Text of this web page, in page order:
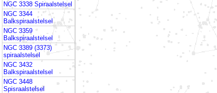
NGC 3338 Spiraalstelsel
NGC 3344
Balkspiraalstelsel
NGC 3359
Balkspiraalstelsel
NGC 3389 (3373)
spiraalstelsel
NGC 3432
Balkspiraalstelsel
NGC 3448
Spisraalstelsel